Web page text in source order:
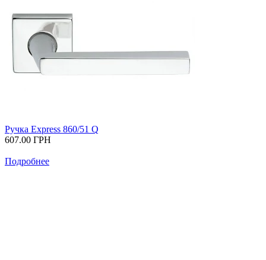
Ручка Express 860/51 Q
607.00 ГРН
Подробнее